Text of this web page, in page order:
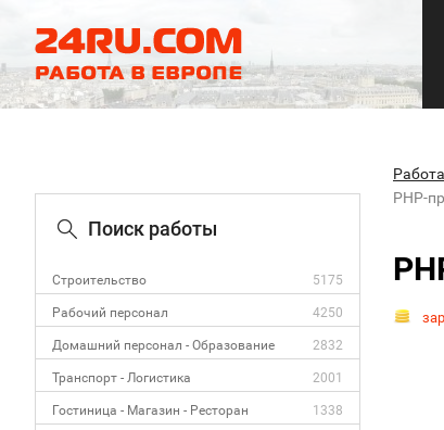
Поиск работы
Строительство 5175
Рабочий персонал 4250
Домашний персонал - Образование 2832
Транспорт - Логистика 2001
Гостиница - Магазин - Ресторан 1338
PHP-